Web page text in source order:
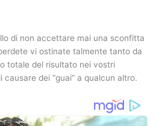
di non accettare mai una sconfitta
vi ostinate talmente tanto da
totale del risultato nei vostri
dei “guai” a qualcun altro.